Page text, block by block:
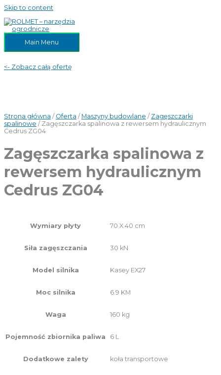
Skip to content
Main Menu
<- Zobacz całą ofertę
Strona główna / Oferta / Maszyny budowlane / Zagęszczarki
spalinowe / Zagęszczarka spalinowa z rewersem hydraulicznym
Cedrus ZG04
Zagęszczarka spalinowa z
rewersem hydraulicznym
Cedrus ZG04
Wymiary płyty 70 X 40 cm
Siła zagęszczania 30 kN
Model silnika Kasey EX27
Moc silnika 6.9 KM
Waga 160 kg
Pojemność zbiornika paliwa 6 L
Dodatkowe zalety koła transportowe